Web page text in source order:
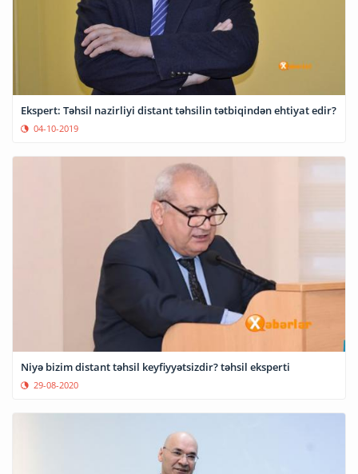
Ekspert: Təhsil nazirliyi distant təhsilin tətbiqindən ehtiyat edir?
04-10-2019
Niyə bizim distant təhsil keyfiyyətsizdir? təhsil eksperti
29-08-2020